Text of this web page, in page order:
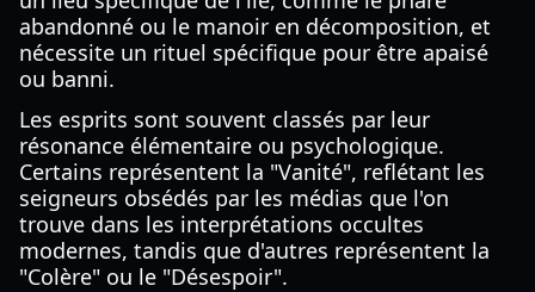
abandonné ou le manoir en décomposition, et
nécessite un rituel spécifique pour être apaisé
ou banni.
Les esprits sont souvent classés par leur
résonance élémentaire ou psychologique.
Certains représentent la "Vanité", reflétant les
seigneurs obsédés par les médias que l'on
trouve dans les interprétations occultes
modernes, tandis que d'autres représentent la
"Colère" ou le "Désespoir".